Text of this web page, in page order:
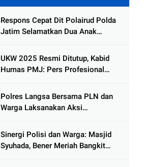
Respons Cepat Dit Polairud Polda
Jatim Selamatkan Dua Anak
Kenjeran
UKW 2025 Resmi Ditutup, Kabid
Humas PMJ: Pers Profesional
Hoaks
Polres Langsa Bersama PLN dan
Warga Laksanakan Aksi
Tamiang
Sinergi Polisi dan Warga: Masjid
Syuhada, Bener Meriah Bangkit